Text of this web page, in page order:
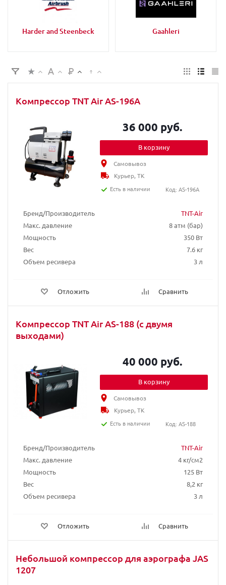
Harder and Steenbeck Gaahleri
Компрессор TNT Air AS-196A
Бренд/Производитель
TNT-Air
Макс. давление
8 атм (бар)
Мощность
350 Вт
Вес
7.6 кг
Объем ресивера
3 л
Отложить Сравнить
36 000 руб.
В корзину
Самовывоз
Курьер, ТК
Есть в наличии
Код: AS-196A
Компрессор TNT Air AS-188 (с двумя
выходами)
Бренд/Производитель
TNT-Air
Макс. давление
4 кг/см2
Мощность
125 Вт
Вес
8,2 кг
Объем ресивера
3 л
Отложить Сравнить
40 000 руб.
В корзину
Самовывоз
Курьер, ТК
Есть в наличии
Код: AS-188
Небольшой компрессор для аэрографа JAS
1207